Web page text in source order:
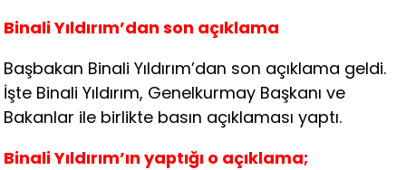
Binali Yıldırım’dan son açıklama
Başbakan Binali Yıldırım’dan son açıklama geldi.
İşte Binali Yıldırım, Genelkurmay Başkanı ve
Bakanlar ile birlikte basın açıklaması yaptı.
Binali Yıldırım’ın yaptığı o açıklama;